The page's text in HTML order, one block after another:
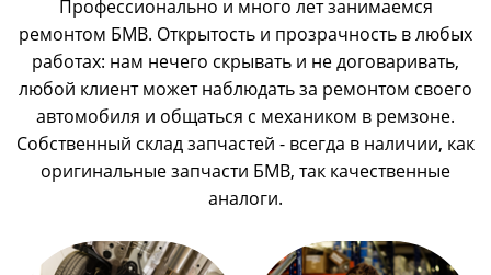
Профессионально и много лет занимаемся
ремонтом БМВ. Открытость и прозрачность в любых
работах: нам нечего скрывать и не договаривать,
любой клиент может наблюдать за ремонтом своего
автомобиля и общаться с механиком в ремзоне.
Собственный склад запчастей - всегда в наличии, как
оригинальные запчасти БМВ, так качественные
аналоги.